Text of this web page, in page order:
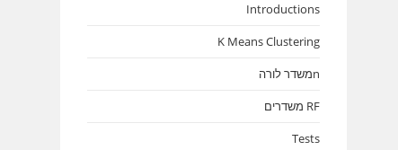
Introductions
K Means Clustering
nמשדר לורה
RF משדרים
Tests